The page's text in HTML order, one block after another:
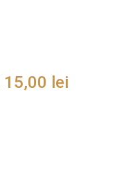
15,00 lei